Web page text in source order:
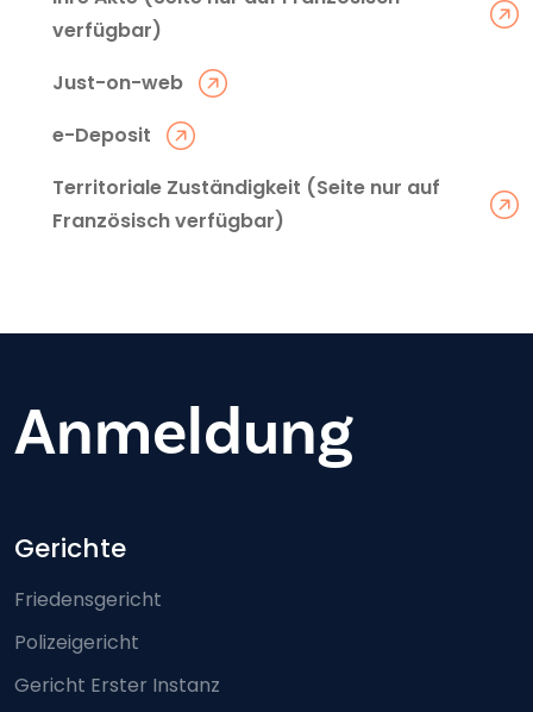
verfügbar)
Just-on-web
e-Deposit
Territoriale Zuständigkeit (Seite nur auf
Französisch verfügbar)
Anmeldung
Footer-menu
Gerichte
Friedensgericht
Polizeigericht
Gericht Erster Instanz